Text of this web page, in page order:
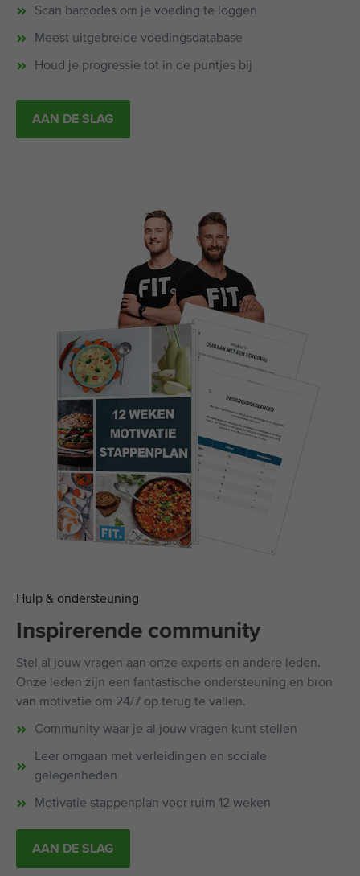
Scan barcodes om je voeding te loggen
Meest uitgebreide voedingsdatabase
Houd je progressie tot in de puntjes bij
AAN DE SLAG
Hulp & ondersteuning
Inspirerende community
Stel al jouw vragen aan onze experts en andere leden.
Onze leden zijn een fantastische ondersteuning en bron
van motivatie om 24/7 op terug te vallen.
Community waar je al jouw vragen kunt stellen
Leer omgaan met verleidingen en sociale
gelegenheden
Motivatie stappenplan voor ruim 12 weken
AAN DE SLAG